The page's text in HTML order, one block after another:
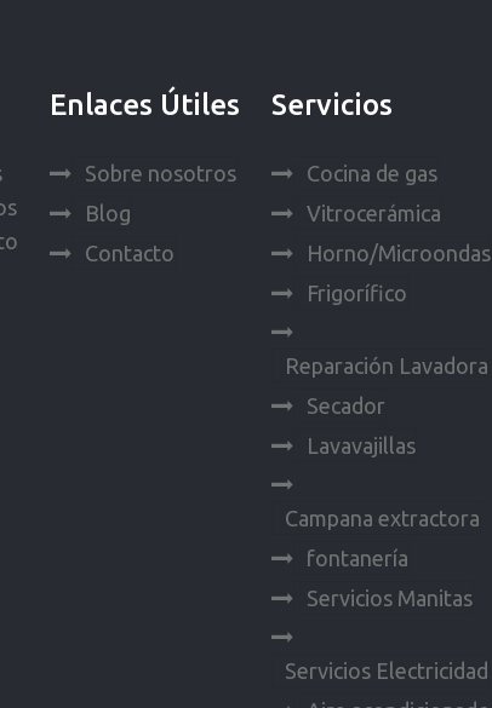
Enlaces Útiles
Sobre nosotros
Blog
Contacto
Servicios
Cocina de gas
Vitrocerámica
Horno/Microondas
Frigorífico
Reparación Lavadora
Secador
Lavavajillas
Campana extractora
fontanería
Servicios Manitas
Servicios Electricidad